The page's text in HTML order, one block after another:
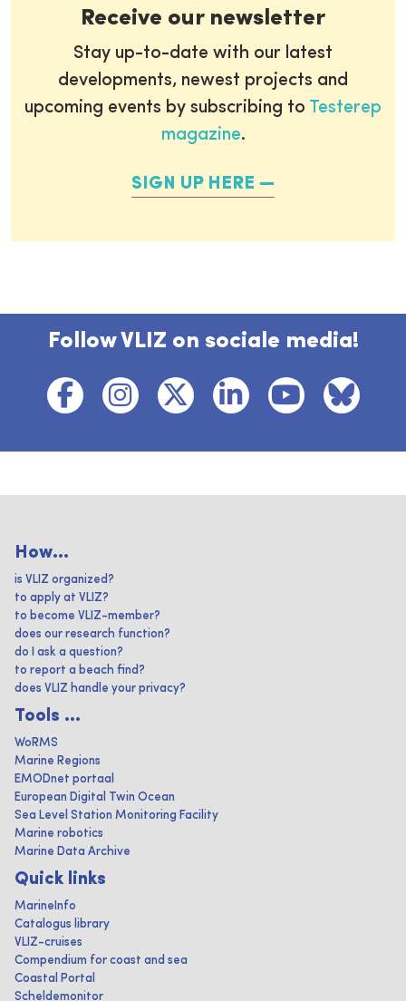
Receive our newsletter
Stay up-to-date with our latest
developments, newest projects and
upcoming events by subscribing to Testerep
magazine.
SIGN UP HERE
Follow VLIZ on sociale media!
How...
is VLIZ organized?
to apply at VLIZ?
to become VLIZ-member?
does our research function?
do I ask a question?
to report a beach find?
does VLIZ handle your privacy?
Tools ...
WoRMS
Marine Regions
EMODnet portaal
European Digital Twin Ocean
Sea Level Station Monitoring Facility
Marine robotics
Marine Data Archive
Quick links
MarineInfo
Catalogus library
VLIZ-cruises
Compendium for coast and sea
Coastal Portal
Scheldemonitor